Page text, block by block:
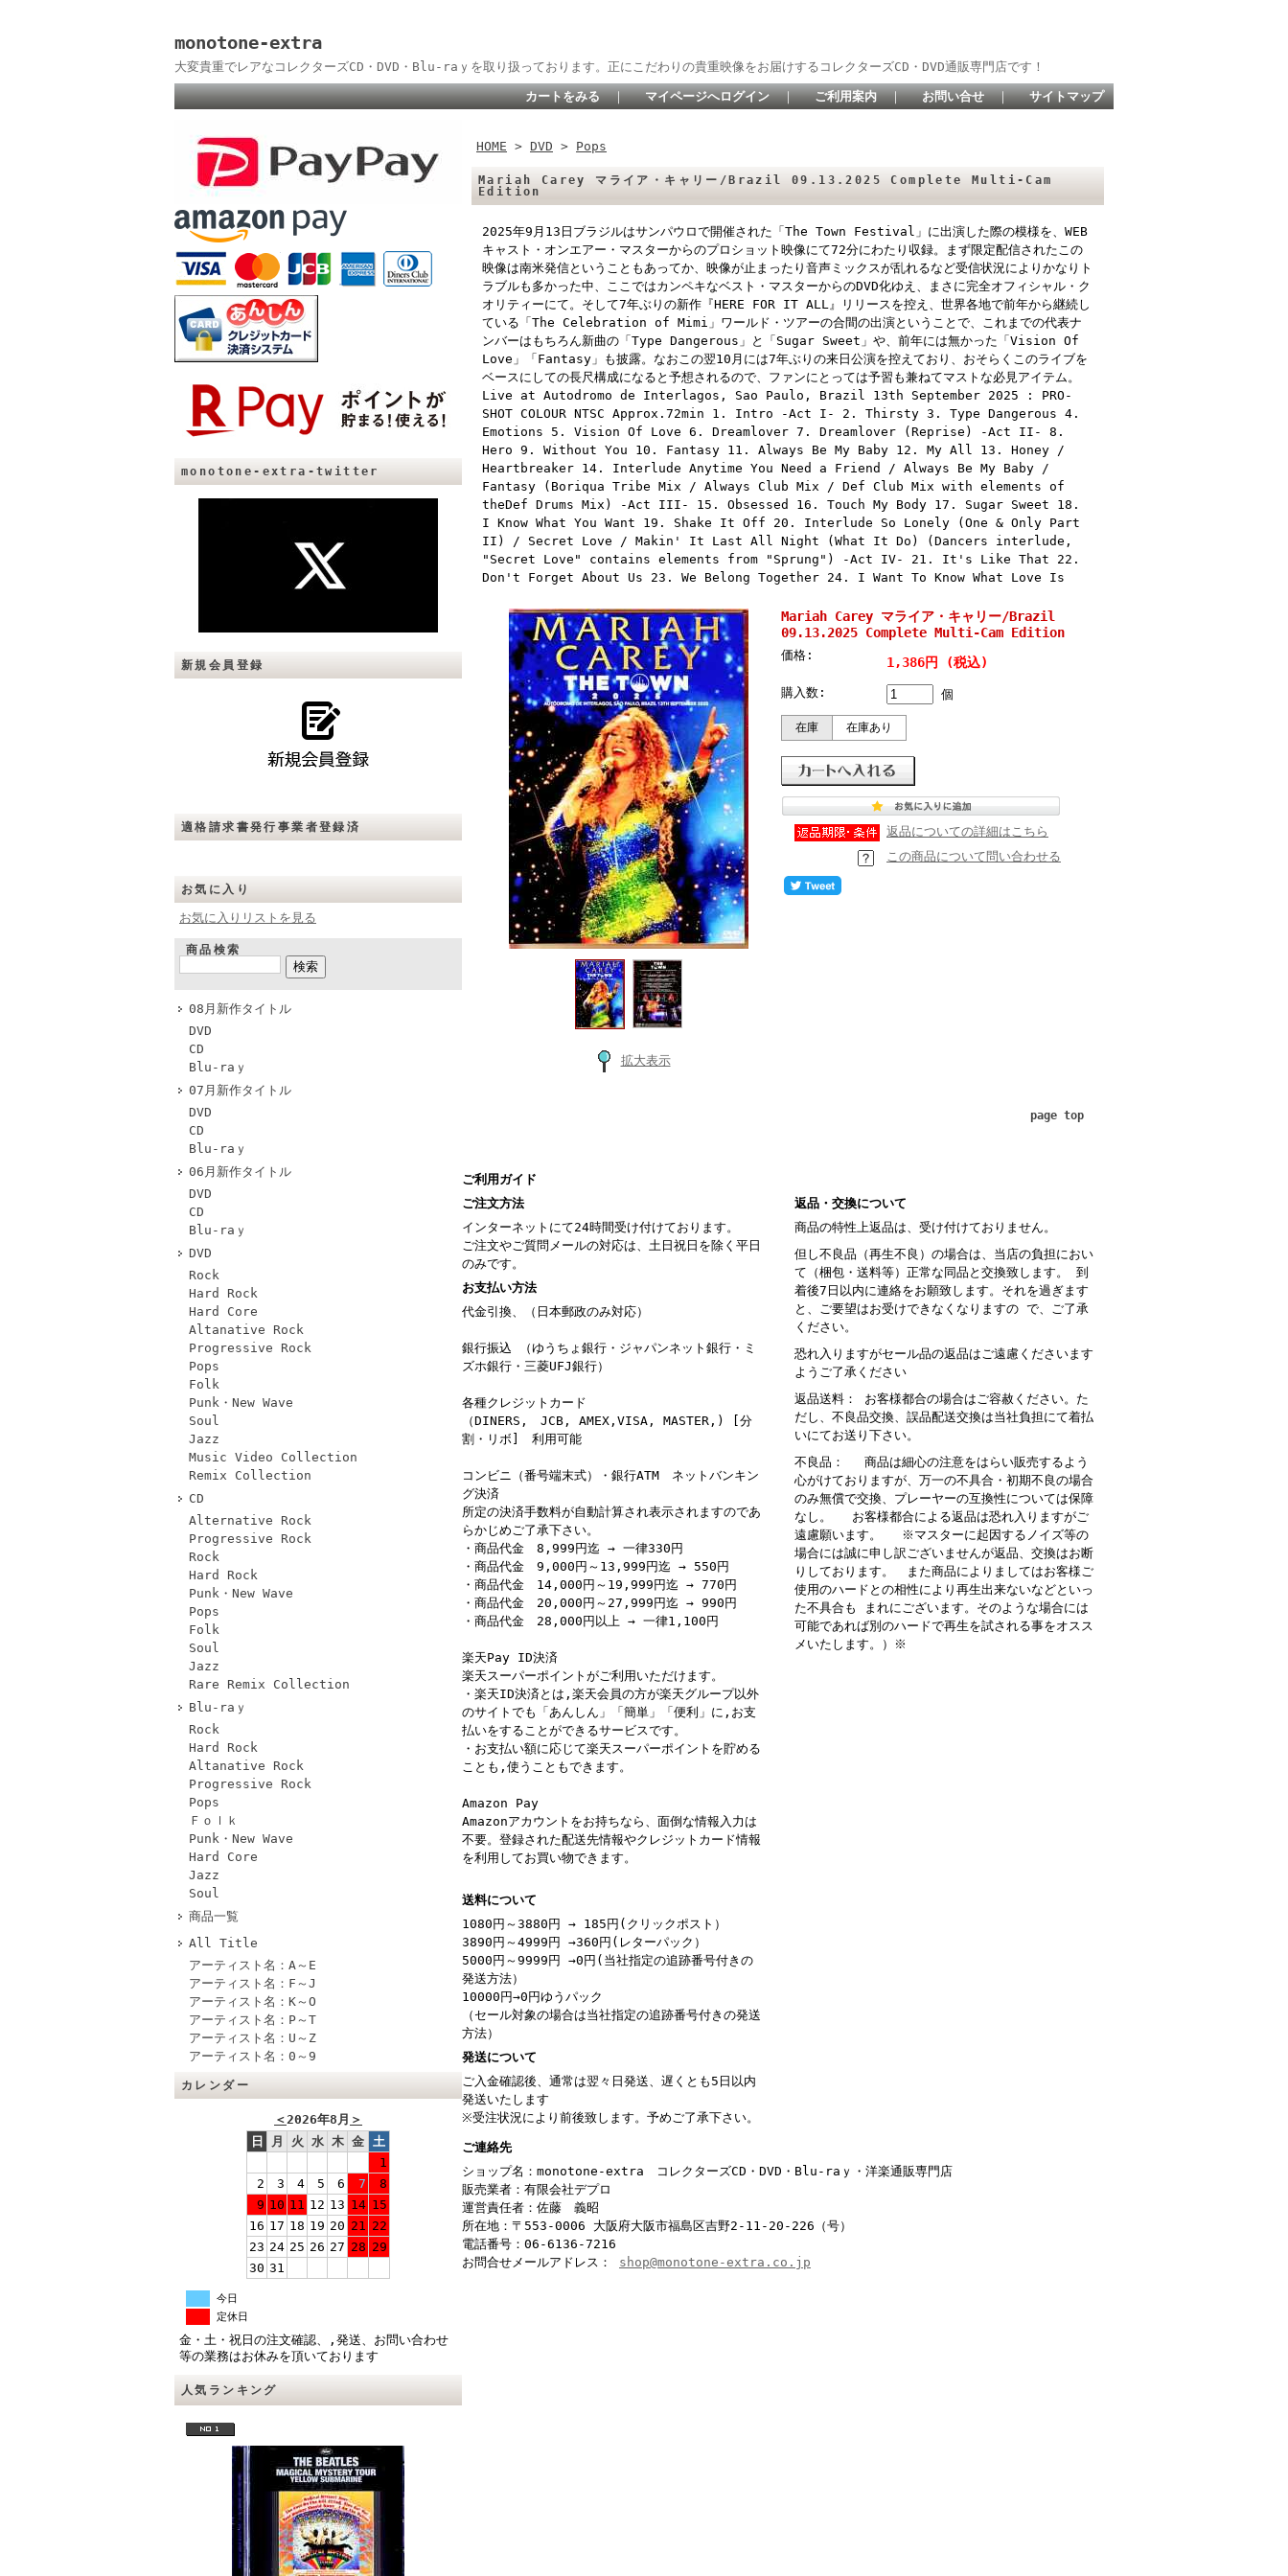
monotone-extra
大変貴重でレアなコレクターズCD・DVD・Blu-raｙを取り扱っております。正にこだわりの貴重映像をお届けするコレクターズCD・DVD通販専門店です！
カートをみる ｜ マイページへログイン ｜ ご利用案内 ｜ お問い合せ ｜ サイトマップ
monotone-extra-twitter
新規会員登録
適格請求書発行事業者登録済
お気に入り
お気に入りリストを見る
商品検索
08月新作タイトル
DVD
CD
Blu-raｙ
07月新作タイトル
DVD
CD
Blu-raｙ
06月新作タイトル
DVD
CD
Blu-raｙ
DVD
Rock
Hard Rock
Hard Core
Altanative Rock
Progressive Rock
Pops
Folk
Punk・New Wave
Soul
Jazz
Music Video Collection
Remix Collection
CD
Alternative Rock
Progressive Rock
Rock
Hard Rock
Punk・New Wave
Pops
Folk
Soul
Jazz
Rare Remix Collection
Blu-raｙ
Rock
Hard Rock
Altanative Rock
Progressive Rock
Pops
Ｆｏｌｋ
Punk・New Wave
Hard Core
Jazz
Soul
商品一覧
All Title
アーティスト名：A～E
アーティスト名：F～J
アーティスト名：K～O
アーティスト名：P～T
アーティスト名：U～Z
アーティスト名：0～9
カレンダー
＜2026年8月 ＞
日
月 火 水 木 金 土
1
2
3 4 5 6 7
8
9 10 11 12 13 14 15
16 17 18 19 20 21 22
23 24 25 26 27 28 29
30 31
今日
定休日
金・土・祝日の注文確認、,発送、お問い合わせ
等の業務はお休みを頂いております
人気ランキング
HOME > DVD > Pops
Mariah Carey マライア・キャリー/Brazil 09.13.2025 Complete Multi-Cam
Edition
2025年9月13日ブラジルはサンパウロで開催された「The Town Festival」に出演した際の模様を、WEB
キャスト・オンエアー・マスターからのプロショット映像にて72分にわたり収録。まず限定配信されたこの
映像は南米発信ということもあってか、映像が止まったり音声ミックスが乱れるなど受信状況によりかなりト
ラブルも多かった中、ここではカンペキなベスト・マスターからのDVD化ゆえ、まさに完全オフィシャル・ク
オリティーにて。そして7年ぶりの新作『HERE FOR IT ALL』リリースを控え、世界各地で前年から継続し
ている「The Celebration of Mimi」ワールド・ツアーの合間の出演ということで、これまでの代表ナ
ンバーはもちろん新曲の「Type Dangerous」と「Sugar Sweet」や、前年には無かった「Vision Of
Love」「Fantasy」も披露。なおこの翌10月には7年ぶりの来日公演を控えており、おそらくこのライブを
ベースにしての長尺構成になると予想されるので、ファンにとっては予習も兼ねてマストな必見アイテム。
Live at Autodromo de Interlagos, Sao Paulo, Brazil 13th September 2025 : PRO-
SHOT COLOUR NTSC Approx.72min 1. Intro -Act I- 2. Thirsty 3. Type Dangerous 4.
Emotions 5. Vision Of Love 6. Dreamlover 7. Dreamlover (Reprise) -Act II- 8.
Hero 9. Without You 10. Fantasy 11. Always Be My Baby 12. My All 13. Honey /
Heartbreaker 14. Interlude Anytime You Need a Friend / Always Be My Baby /
Fantasy (Boriqua Tribe Mix / Always Club Mix / Def Club Mix with elements of
theDef Drums Mix) -Act III- 15. Obsessed 16. Touch My Body 17. Sugar Sweet 18.
I Know What You Want 19. Shake It Off 20. Interlude So Lonely (One & Only Part
II) / Secret Love / Makin' It Last All Night (What It Do) (Dancers interlude,
"Secret Love" contains elements from "Sprung") -Act IV- 21. It's Like That 22.
Don't Forget About Us 23. We Belong Together 24. I Want To Know What Love Is
拡大表示
Mariah Carey マライア・キャリー/Brazil
09.13.2025 Complete Multi-Cam Edition
価格: 1,386円 (税込)
購入数: 個
在庫 在庫あり
返品についての詳細はこちら
この商品について問い合わせる
page top
ご利用ガイド
ご注文方法
インターネットにて24時間受け付けております。
ご注文やご質問メールの対応は、土日祝日を除く平日
のみです。
お支払い方法
代金引換、（日本郵政のみ対応）
銀行振込 （ゆうちょ銀行・ジャパンネット銀行・ミ
ズホ銀行・三菱UFJ銀行）
各種クレジットカード
（DINERS, JCB, AMEX,VISA, MASTER,) [分
割・リボ] 利用可能
コンビニ（番号端末式）・銀行ATM ネットバンキン
グ決済
所定の決済手数料が自動計算され表示されますのであ
らかじめご了承下さい。
・商品代金 8,999円迄 → 一律330円
・商品代金 9,000円～13,999円迄 → 550円
・商品代金 14,000円～19,999円迄 → 770円
・商品代金 20,000円～27,999円迄 → 990円
・商品代金 28,000円以上 → 一律1,100円
楽天Pay ID決済
楽天スーパーポイントがご利用いただけます。
・楽天ID決済とは,楽天会員の方が楽天グループ以外
のサイトでも「あんしん」「簡単」「便利」に,お支
払いをすることができるサービスです。
・お支払い額に応じて楽天スーパーポイントを貯める
ことも,使うこともできます。
Amazon Pay
Amazonアカウントをお持ちなら、面倒な情報入力は
不要。登録された配送先情報やクレジットカード情報
を利用してお買い物できます。
送料について
1080円～3880円 → 185円(クリックポスト）
3890円～4999円 →360円(レターパック）
5000円～9999円 →0円(当社指定の追跡番号付きの
発送方法）
10000円→0円ゆうパック
（セール対象の場合は当社指定の追跡番号付きの発送
方法）
発送について
ご入金確認後、通常は翌々日発送、遅くとも5日以内
発送いたします
※受注状況により前後致します。予めご了承下さい。
返品・交換について
商品の特性上返品は、受け付けておりません。
但し不良品（再生不良）の場合は、当店の負担におい
て（梱包・送料等）正常な同品と交換致します。 到
着後7日以内に連絡をお願致します。それを過ぎます
と、ご要望はお受けできなくなりますの で、ご了承
ください。
恐れ入りますがセール品の返品はご遠慮くださいます
ようご了承ください
返品送料： お客様都合の場合はご容赦ください。た
だし、不良品交換、誤品配送交換は当社負担にて着払
いにてお送り下さい。
不良品： 商品は細心の注意をはらい販売するよう
心がけておりますが、万一の不具合・初期不良の場合
のみ無償で交換、プレーヤーの互換性については保障
なし。 お客様都合による返品は恐れ入りますがご
遠慮願います。 ※マスターに起因するノイズ等の
場合には誠に申し訳ございませんが返品、交換はお断
りしております。 また商品によりましてはお客様ご
使用のハードとの相性により再生出来ないなどといっ
た不具合も まれにございます。そのような場合には
可能であれば別のハードで再生を試される事をオスス
メいたします。）※
ご連絡先
ショップ名：monotone-extra コレクターズCD・DVD・Blu-raｙ・洋楽通販専門店
販売業者：有限会社デプロ
運営責任者：佐藤 義昭
所在地：〒553-0006 大阪府大阪市福島区吉野2-11-20-226（号）
電話番号：06-6136-7216
お問合せメールアドレス： shop@monotone-extra.co.jp